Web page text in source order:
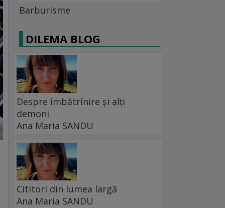
Barburisme
DILEMA BLOG
Despre îmbătrînire și alți
demoni
Ana Maria SANDU
Cititori din lumea largă
Ana Maria SANDU